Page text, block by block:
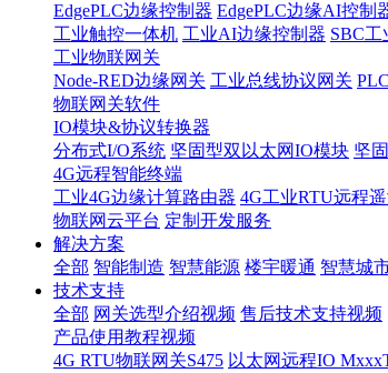
EdgePLC边缘控制器 EdgePLC边缘AI控制
工业触控一体机 工业AI边缘控制器 SBC
工业物联网关
Node-RED边缘网关 工业总线协议网关
物联网关软件
IO模块&协议转换器
分布式I/O系统 坚固型双以太网IO模块 坚
4G远程智能终端
工业4G边缘计算路由器 4G工业RTU远程
物联网云平台 定制开发服务
解决方案
全部 智能制造 智慧能源 楼宇暖通 智慧城
技术支持
全部 网关选型介绍视频 售后技术支持视频
产品使用教程视频
4G RTU物联网关S475 以太网远程IO